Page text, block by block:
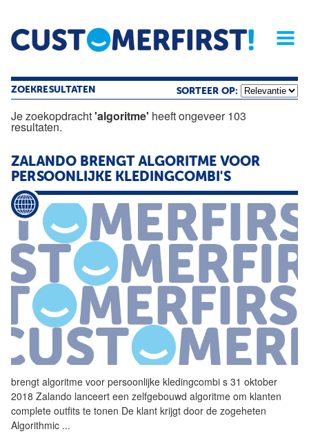
Home Opinie Archief
Magazine
ZOEKRESULTATEN SORTEER OP:
Je zoekopdracht'algoritme' heeft ongeveer 103
resultaten.
ZALANDO BRENGT ALGORITME VOOR
PERSOONLIJKE KLEDINGCOMBI'S
brengt algoritme voor persoonlijke kledingcombi s 31 oktober
2018 Zalando lanceert een zelfgebouwd algoritme om klanten
complete outfits te tonen De klant krijgt door de zogeheten
Algorithmic ...